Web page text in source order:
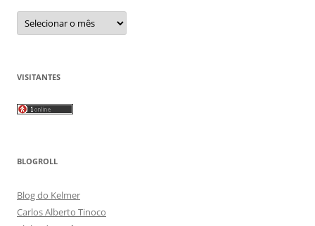
Arquivos
VISITANTES
BLOGROLL
Blog do Kelmer
Carlos Alberto Tinoco